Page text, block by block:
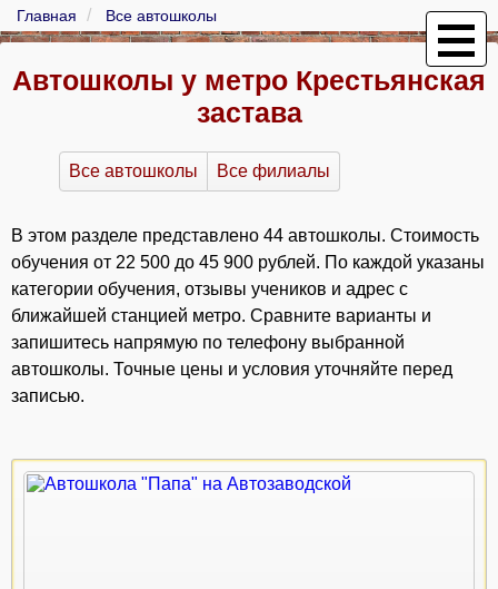
Главная Все автошколы
Автошколы у метро Крестьянская
застава
Все автошколы Все филиалы
В этом разделе представлено 44 автошколы. Стоимость
обучения от 22 500 до 45 900 рублей. По каждой указаны
категории обучения, отзывы учеников и адрес с
ближайшей станцией метро. Сравните варианты и
запишитесь напрямую по телефону выбранной
автошколы. Точные цены и условия уточняйте перед
записью.